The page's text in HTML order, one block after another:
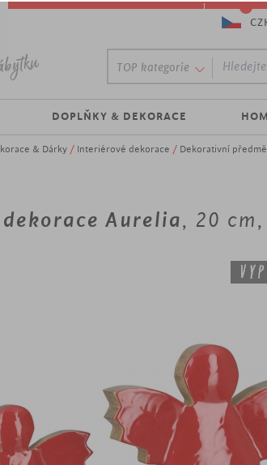
& Dárky / Interiérové dekorace / Dekorativní
Aurelia, 20
TOP kategorie
DOPLŇKY & DEKORACE